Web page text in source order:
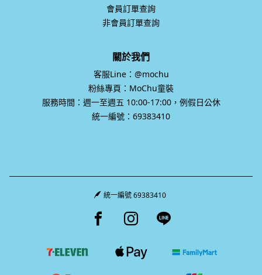
會員訂單查詢
非會員訂單查詢
關於我們
客服Line：@mochu
粉絲專頁：MoChu童裝
服務時間：週一至週五 10:00-17:00，例假日公休
統一編號：69383410
統一編號 69383410
Facebook page
Instagram page
Line page